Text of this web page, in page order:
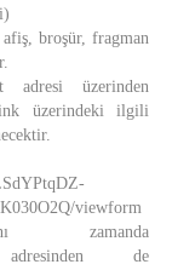
broşür, fragman
adresi üzerinden
üzerindeki ilgili
viewform
zamanda
adresinden de